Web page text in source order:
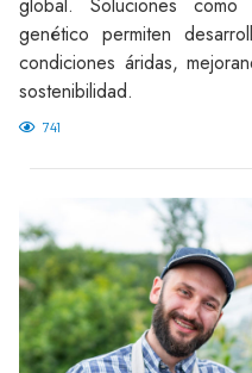
genético permiten
condiciones áridas,
sostenibilidad.
741